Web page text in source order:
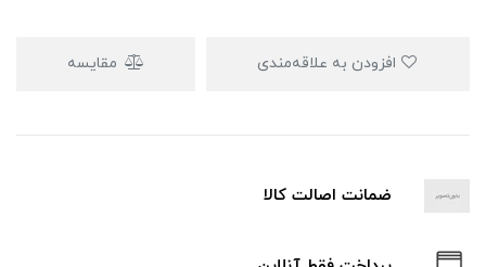
مقایسه
ضمانت اصالت کالا